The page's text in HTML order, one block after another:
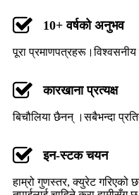
10+ वर्षको अनुभव
पूरा
कारखाना प्रत्यक्ष
बिचौलिया छैनन् ।सबैभन्दा
इन-स्टक चयन
हाम्रो गुणस्तर, क्युरेट गरिएको